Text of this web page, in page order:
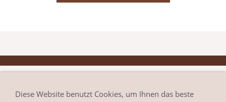
Diese Website benutzt Cookies, um Ihnen das beste